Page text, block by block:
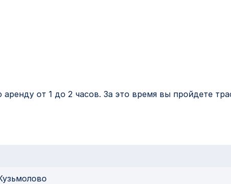
от 1 до 2 часов. За это время вы пройдете